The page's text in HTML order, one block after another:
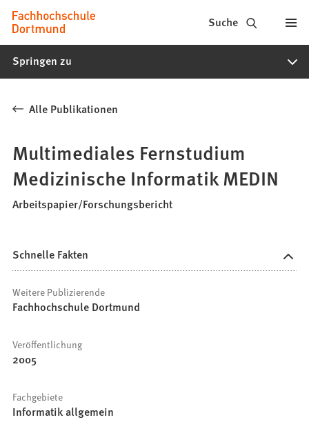
Inhalt anspringen
Fachhochschule
Dortmund
-
Studiengänge,
Bewerbung
Suche
Springen zu
Alle Publikationen
Multimediales Fernstudium
Medizinische Informatik MEDIN
Arbeitspapier/Forschungsbericht
Schnelle Fakten
Weitere Publizierende
Fachhochschule Dortmund
Veröffentlichung
2005
Fachgebiete
Informatik allgemein